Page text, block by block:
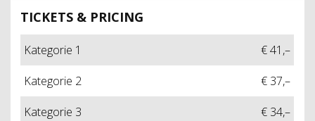
TICKETS & PRICING
Kategorie 1
€ 41,–
Kategorie 2
€ 37,–
Kategorie 3
€ 34,–